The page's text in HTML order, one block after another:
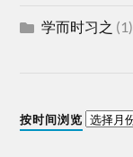
学而时习之 (1)
按时间浏览